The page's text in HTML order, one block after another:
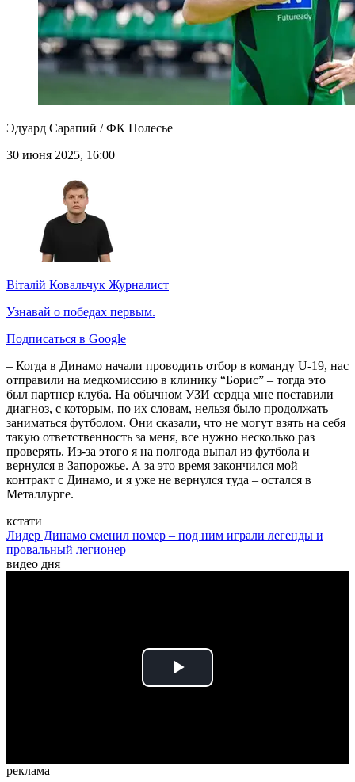
Эдуард Сарапий / ФК Полесье
30 июня 2025, 16:00
Віталій Ковальчук Журналист
Узнавай о победах первым.
Подписаться в Google
– Когда в Динамо начали проводить отбор в команду U-19, нас
отправили на медкомиссию в клинику “Борис” – тогда это
был партнер клуба. На обычном УЗИ сердца мне поставили
диагноз, с которым, по их словам, нельзя было продолжать
заниматься футболом. Они сказали, что не могут взять на себя
такую ответственность за меня, все нужно несколько раз
проверять. Из-за этого я на полгода выпал из футбола и
вернулся в Запорожье. А за это время закончился мой
контракт с Динамо, и я уже не вернулся туда – остался в
Металлурге.
кстати
Лидер Динамо сменил номер – под ним играли легенды и
провальный легионер
видео дня
Play
реклама